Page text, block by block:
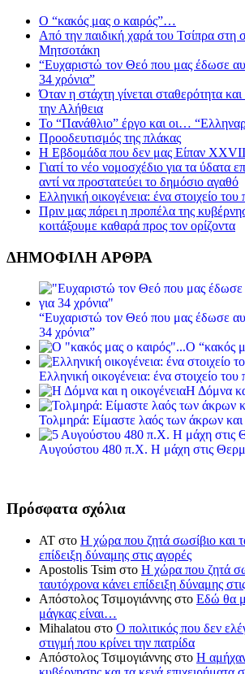
Ο “κακός μας ο καιρός”…
Από την παιδική χαρά του Τσίπρα στη
Μητσοτάκη
“Ευχαριστώ τον Θεό που μας έδωσε
34 χρόνια”
Όταν η στάχτη γίνεται σταθερότητα
την Αλήθεια
Το “Πανάθλιο” έργο και οι…
Προοδευτισμός της πλάκας
Η Εβδομάδα που δεν μας Είπαν
Γιατί το νέο νομοσχέδιο για τα ύδατα
αντί να προστατεύει το δημόσιο αγαθό
Ελληνική οικογένεια: ένα στοιχείο
Πριν μας πάρει η προπέλα της
κοιτάξουμε καθαρά προς τον ορίζοντα
ΔΗΜΟΦΙΛΗ ΑΡΘΡΑ
“Ευχαριστώ τον Θεό που μας έδωσε
34 χρόνια”
Ο “κακός
Ελληνική οικογένεια: ένα στοιχείο
Η Δόμνα
Τολμηρά: Είμαστε λαός των άκρων και
Αυγούστου 480 π.Χ. Η μάχη στις
Πρόσφατα σχόλια
ΑΤ στο Η χώρα που ζητά σωσίβιο και
επίδειξη δύναμης στις αγορές
Apostolis Tsim στο Η χώρα που ζητά
ταυτόχρονα κάνει επίδειξη δύναμης
Απόστολος Τσιμογιάννης στο Εδώ θα
μάγκας είναι…
Mihalatou στο Ο πολιτικός που δεν
στιγμή που κρίνει την πατρίδα
Απόστολος Τσιμογιάννης στο Η